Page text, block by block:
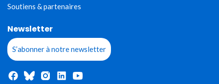
Soutiens & partenaires
Newsletter
S’abonner à notre newsletter